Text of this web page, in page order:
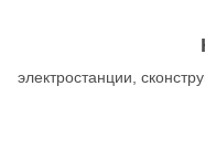
электростанции,